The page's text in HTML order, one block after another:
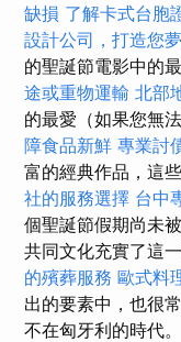
缺損 了解卡式台胞
設計公司，打造您
的聖誕節電影中的
途或重物運輸 北部
的最愛（如果您無
障食品新鮮 專業討
富的經典作品，這
社的服務選擇 台中
個聖誕節假期尚未
共同文化充實了這
的殯葬服務 歐式料
出的要素中，也很
不在匈牙利的時代。